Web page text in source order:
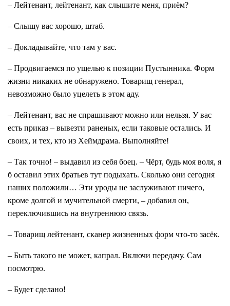
– Лейтенант, лейтенант, как слышите меня, приём?
– Слышу вас хорошо, штаб.
– Докладывайте, что там у вас.
– Продвигаемся по ущелью к позиции Пустынника. Форм
жизни никаких не обнаружено. Товарищ генерал,
невозможно было уцелеть в этом аду.
– Лейтенант, вас не спрашивают можно или нельзя. У вас
есть приказ – вывезти раненых, если таковые остались. И
своих, и тех, кто из Хеймдрама. Выполняйте!
– Так точно! – выдавил из себя боец. – Чёрт, будь моя воля, я
б оставил этих братьев тут подыхать. Сколько они сегодня
наших положили… Эти уроды не заслуживают ничего,
кроме долгой и мучительной смерти, – добавил он,
переключившись на внутреннюю связь.
– Товарищ лейтенант, сканер жизненных форм что-то засёк.
– Быть такого не может, капрал. Включи передачу. Сам
посмотрю.
– Будет сделано!